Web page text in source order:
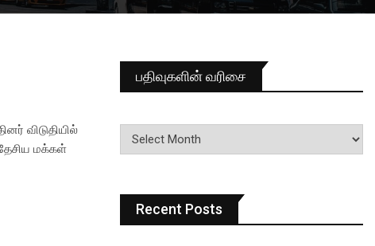
விடுதியில்
மக்கள்
பதிவுகளின் வரிசை
பதிவுகளின்
வரிசை
Recent Posts